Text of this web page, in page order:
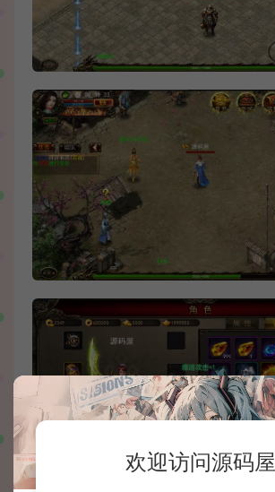
欢迎访问源码屋